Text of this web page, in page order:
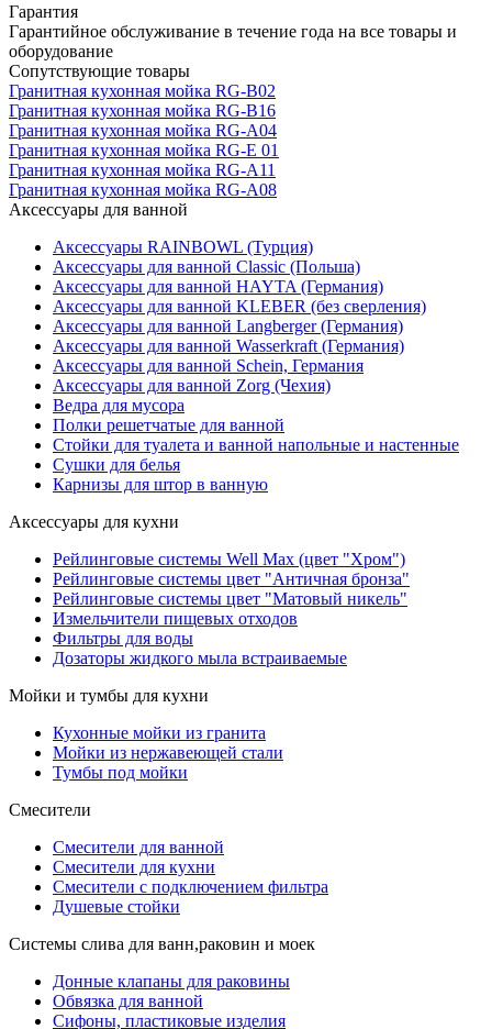
Гарантия
Гарантийное обслуживание в течение года на все товары и
оборудование
Сопутствующие товары
Гранитная кухонная мойка RG-B02
Гранитная кухонная мойка RG-B16
Гранитная кухонная мойка RG-A04
Гранитная кухонная мойка RG-E 01
Гранитная кухонная мойка RG-A11
Гранитная кухонная мойка RG-A08
Аксессуары для ванной
Аксессуары RAINBOWL (Турция)
Аксессуары для ванной Classic (Польша)
Аксессуары для ванной HAYTA (Германия)
Аксессуары для ванной KLEBER (без сверления)
Аксессуары для ванной Langberger (Германия)
Аксессуары для ванной Wasserkraft (Германия)
Аксессуары для ванной Schein, Германия
Аксессуары для ванной Zorg (Чехия)
Ведра для мусора
Полки решетчатые для ванной
Стойки для туалета и ванной напольные и настенные
Сушки для белья
Карнизы для штор в ванную
Аксессуары для кухни
Рейлинговые системы Well Max (цвет "Хром")
Рейлинговые системы цвет "Античная бронза"
Рейлинговые системы цвет "Матовый никель"
Измельчители пищевых отходов
Фильтры для воды
Дозаторы жидкого мыла встраиваемые
Мойки и тумбы для кухни
Кухонные мойки из гранита
Мойки из нержавеющей стали
Тумбы под мойки
Смесители
Смесители для ванной
Смесители для кухни
Смесители с подключением фильтра
Душевые стойки
Системы слива для ванн,раковин и моек
Донные клапаны для раковины
Обвязка для ванной
Сифоны, пластиковые изделия